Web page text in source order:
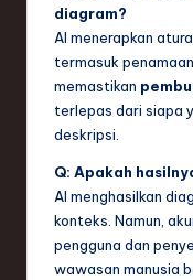
diagram?
AI menerapkan
termasuk
memastikan
terlepas dari siapa
deskripsi.
Q: Apakah
AI menghasilkan
konteks. Namun,
pengguna dan
wawasan manusia